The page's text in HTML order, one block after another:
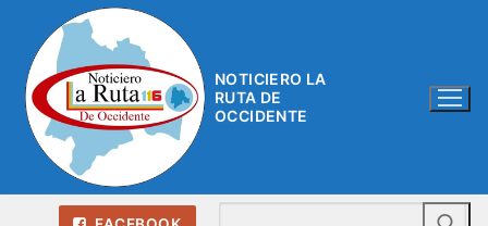
contenido
NOTICIERO LA
RUTA DE
OCCIDENTE